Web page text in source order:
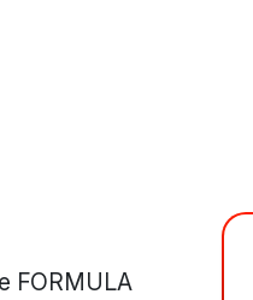
FORMULA